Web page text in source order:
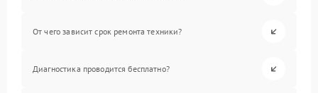
От чего зависит срок ремонта техники?
Диагностика проводится бесплатно?